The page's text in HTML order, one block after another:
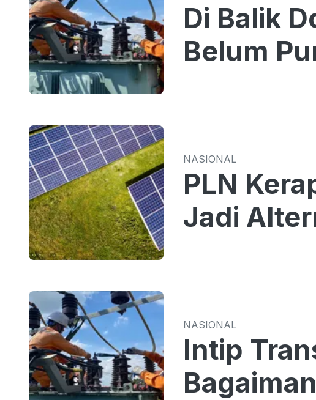
Di Balik
Belum
NASIONAL
PLN
Jadi
NASIONAL
Intip